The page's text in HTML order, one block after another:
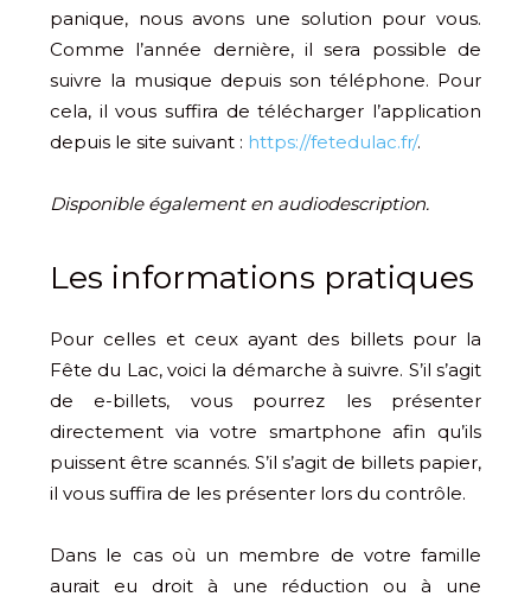
panique, nous avons une solution pour vous.
Comme l’année dernière, il sera possible de
suivre la musique depuis son téléphone. Pour
cela, il vous suffira de télécharger l’application
depuis le site suivant : https://fetedulac.fr/.
Disponible également en audiodescription.
Les informations pratiques
Pour celles et ceux ayant des billets pour la
Fête du Lac, voici la démarche à suivre. S’il s’agit
de e-billets, vous pourrez les présenter
directement via votre smartphone afin qu’ils
puissent être scannés. S’il s’agit de billets papier,
il vous suffira de les présenter lors du contrôle.
Dans le cas où un membre de votre famille
aurait eu droit à une réduction ou à une